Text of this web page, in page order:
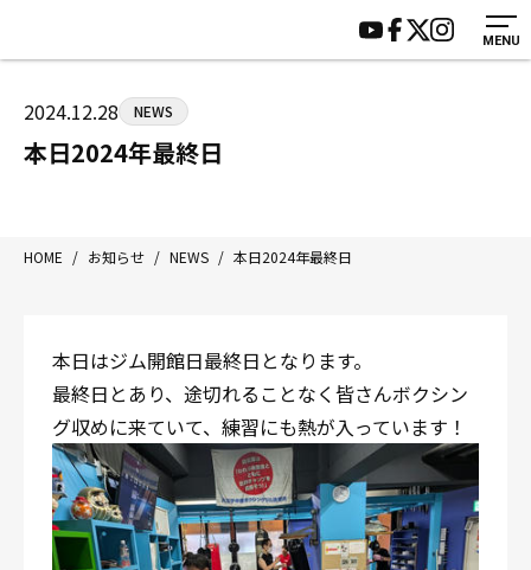
MENU
八王子中屋ボクシングジム
〒192-0072 東京都八王子市南町3-8 第2原嶋ビル1F
Tel/Fax：042-622-7222
営業時間：月〜土 14:00〜22:00 / 日・祝 14:00〜19:00
HOME
ジムについて
トレーニング
入会案内
施設紹介
サポーター募集
2024.12.28 NEWS
本日2024年最終日
HOME / お知らせ / NEWS / 本日2024年最終日
本日はジム開館日最終日となります。
最終日とあり、途切れることなく皆さんボクシン
グ収めに来ていて、練習にも熱が入っています！